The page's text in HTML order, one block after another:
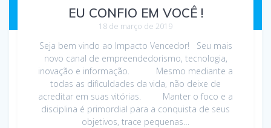
EU CONFIO EM VOCÊ !
18 de março de 2019
Seja bem vindo ao Impacto Vencedor! Seu mais
novo canal de empreendedorismo, tecnologia,
inovação e informação. Mesmo mediante a
todas as dificuldades da vida, não deixe de
acreditar em suas vitórias. Manter o foco e a
disciplina é primordial para a conquista de seus
objetivos, trace pequenas…